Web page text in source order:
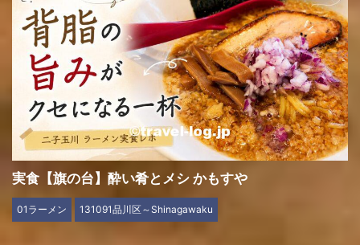
実食【旗の台】酔い肴とメシ かもすや
01ラーメン 131091品川区～Shinagawaku